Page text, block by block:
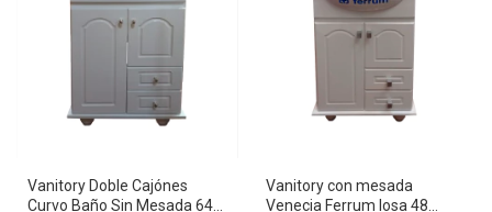
Vanitory Doble Cajónes
Curvo Baño Sin Mesada 64
Vanitory con mesada
Venecia Ferrum losa 48